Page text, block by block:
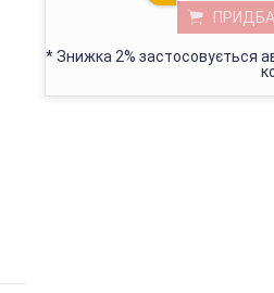
*Знижка 2% застосовується